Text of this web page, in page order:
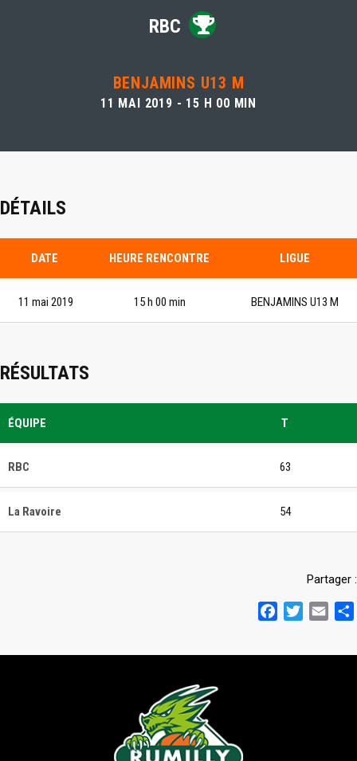
RBC
BENJAMINS U13 M
11 MAI 2019 - 15 H 00 MIN
DÉTAILS
DATE HEURE RENCONTRE LIGUE
11 mai 2019 15 h 00 min BENJAMINS U13 M
RÉSULTATS
ÉQUIPE T
RBC 63
La Ravoire 54
Partager :
FacebookTwitter